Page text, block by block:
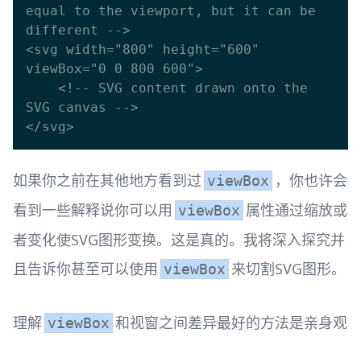
equal to the viewport, but it can be
different -->
<svg width="800" height="600"
viewBox="0 0 800 600">
SVG canvas -->
如果你之前在其他地方看到过 viewBox ，你也许会
看到一些解释说你可以用 viewBox 属性通过缩放或
者变化使SVG图形变换。这是真的。我将深入探究并
且告诉你甚至可以使用 viewBox 来切割SVG图形。
理解 viewBox 和视窗之间差异最好的方法是亲身观